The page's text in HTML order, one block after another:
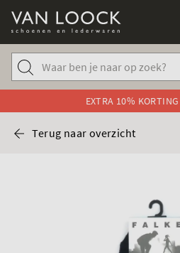
EXTRA 10%
Terug naar overzicht